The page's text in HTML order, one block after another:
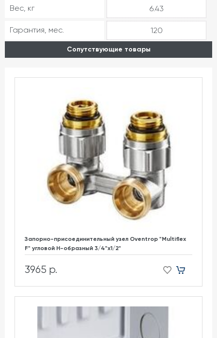
Вес, кг 6.43
Гарантия, мес. 120
Сопутствующие товары
Запорно-присоединительный узел Oventrop "Multiflex
F" угловой H-образный 3/4"х1/2"
3965 р.